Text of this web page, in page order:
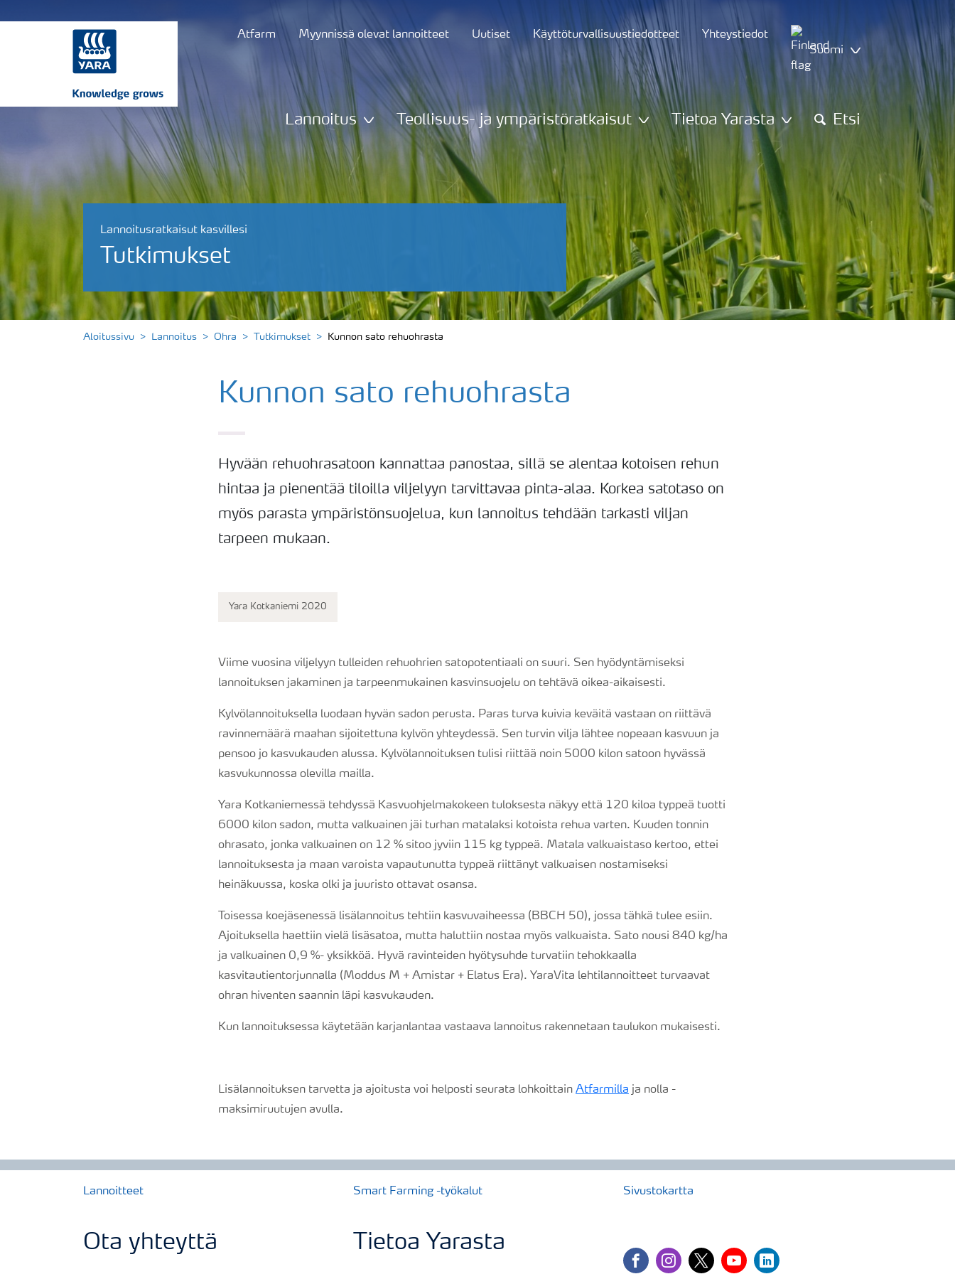
Atfarm Myynnissä olevat lannoitteet Uutiset Käyttöturvallisuustiedotteet
Yhteystiedot
Suomi
Lannoitus Teollisuus- ja ympäristöratkaisut Tietoa Yarasta Etsi
Lannoitusratkaisut kasvillesi
Tutkimukset
Aloitussivu Lannoitus Ohra Tutkimukset Kunnon sato rehuohrasta
Kunnon sato rehuohrasta
Hyvään rehuohrasatoon kannattaa panostaa, sillä se alentaa kotoisen rehun
hintaa ja pienentää tiloilla viljelyyn tarvittavaa pinta-alaa. Korkea satotaso on
myös parasta ympäristönsuojelua, kun lannoitus tehdään tarkasti viljan
tarpeen mukaan.
Yara Kotkaniemi 2020
Viime vuosina viljelyyn tulleiden rehuohrien satopotentiaali on suuri. Sen hyödyntämiseksi
lannoituksen jakaminen ja tarpeenmukainen kasvinsuojelu on tehtävä oikea-aikaisesti.
Kylvölannoituksella luodaan hyvän sadon perusta. Paras turva kuivia keväitä vastaan on riittävä
ravinnemäärä maahan sijoitettuna kylvön yhteydessä. Sen turvin vilja lähtee nopeaan kasvuun ja
pensoo jo kasvukauden alussa. Kylvölannoituksen tulisi riittää noin 5000 kilon satoon hyvässä
kasvukunnossa olevilla mailla.
Yara Kotkaniemessä tehdyssä Kasvuohjelmakokeen tuloksesta näkyy että 120 kiloa typpeä tuotti
6000 kilon sadon, mutta valkuainen jäi turhan matalaksi kotoista rehua varten. Kuuden tonnin
ohrasato, jonka valkuainen on 12 % sitoo jyviin 115 kg typpeä. Matala valkuaistaso kertoo, ettei
lannoituksesta ja maan varoista vapautunutta typpeä riittänyt valkuaisen nostamiseksi
heinäkuussa, koska olki ja juuristo ottavat osansa.
Toisessa koejäsenessä lisälannoitus tehtiin kasvuvaiheessa (BBCH 50), jossa tähkä tulee esiin.
Ajoituksella haettiin vielä lisäsatoa, mutta haluttiin nostaa myös valkuaista. Sato nousi 840 kg/ha
ja valkuainen 0,9 %- yksikköä. Hyvä ravinteiden hyötysuhde turvatiin tehokkaalla
kasvitautientorjunnalla (Moddus M + Amistar + Elatus Era). YaraVita lehtilannoitteet turvaavat
ohran hiventen saannin läpi kasvukauden.
Kun lannoituksessa käytetään karjanlantaa vastaava lannoitus rakennetaan taulukon mukaisesti.
Lisälannoituksen tarvetta ja ajoitusta voi helposti seurata lohkoittain Atfarmilla ja nolla -
maksimiruutujen avulla.
Lannoitteet Smart Farming -työkalut Sivustokartta
Ota yhteyttä Tietoa Yarasta
facebookinstagram
twitteryoutubelinkedin